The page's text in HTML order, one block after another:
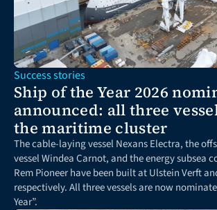
Success stories
Ship of the Year 2026
announced: all three
the maritime cluster
The cable-laying vessel Nexans Electra, the
vessel Windea Carnot, and the energy subsea
Rem Pioneer have been built at Ulstein Verft
respectively. All three vessels are now
Year”.